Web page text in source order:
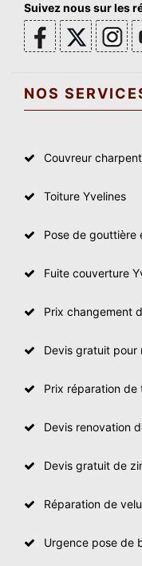
Suivez nous sur les
NOS
Couvreur
Toiture Yvelines
Pose de gouttière
Fuite couverture
Prix changement
Devis gratuit pour
Prix réparation de
Devis renovation
Devis gratuit de
Réparation de
Urgence pose de